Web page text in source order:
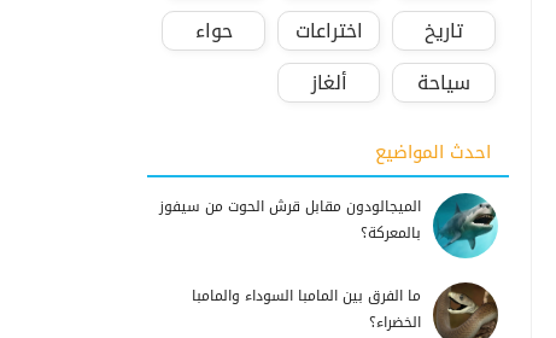
تاريخ
اختراعات
حواء
سياحة
ألغاز
احدث المواضيع
الميجالودون مقابل قرش الحوت من سيفوز
بالمعركة؟
ما الفرق بين المامبا السوداء والمامبا
الخضراء؟